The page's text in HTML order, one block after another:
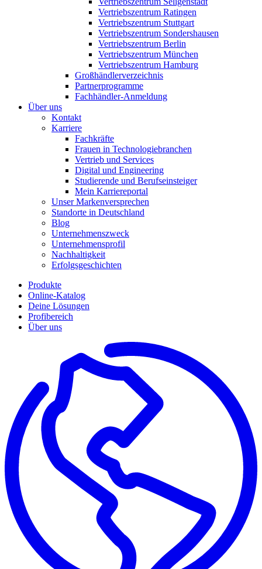
Vertriebszentrum Ratingen
Vertriebszentrum Stuttgart
Vertriebszentrum Sondershausen
Vertriebszentrum Berlin
Vertriebszentrum München
Vertriebszentrum Hamburg
Großhändlerverzeichnis
Partnerprogramme
Fachhändler-Anmeldung
Über uns
Kontakt
Karriere
Fachkräfte
Frauen in Technologiebranchen
Vertrieb und Services
Digital und Engineering
Studierende und Berufseinsteiger
Mein Karriereportal
Unser Markenversprechen
Standorte in Deutschland
Blog
Unternehmenszweck
Unternehmensprofil
Nachhaltigkeit
Erfolgsgeschichten
Produkte
Online-Katalog
Deine Lösungen
Profibereich
Über uns